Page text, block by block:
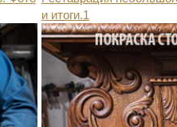
и итоги.1